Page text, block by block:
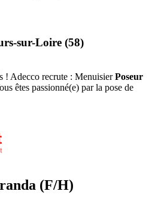
sur-Loire (58)
! Adecco recrute : MenuisierPoseur
êtes passionné(e) par la pose de
(F/H)